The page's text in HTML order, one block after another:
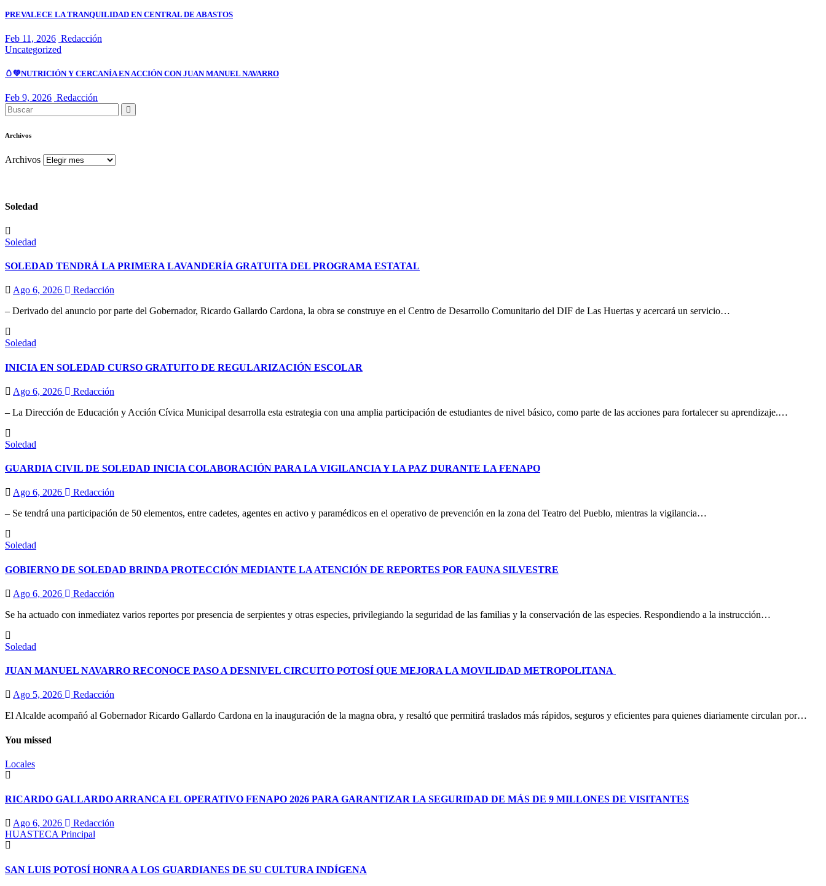
PREVALECE LA TRANQUILIDAD EN CENTRAL DE ABASTOS
Feb 11, 2026 Redacción
Uncategorized
🥚💚NUTRICIÓN Y CERCANÍA EN ACCIÓN CON JUAN MANUEL NAVARRO
Feb 9, 2026 Redacción
Archivos
Archivos
Soledad
Soledad
SOLEDAD TENDRÁ LA PRIMERA LAVANDERÍA GRATUITA DEL PROGRAMA ESTATAL
Ago 6, 2026
Redacción
– Derivado del anuncio por parte del Gobernador, Ricardo Gallardo Cardona, la obra se construye en el Centro de Desarrollo Comunitario del DIF de Las Huertas y acercará un servicio…
Soledad
INICIA EN SOLEDAD CURSO GRATUITO DE REGULARIZACIÓN ESCOLAR
Ago 6, 2026
Redacción
– La Dirección de Educación y Acción Cívica Municipal desarrolla esta estrategia con una amplia participación de estudiantes de nivel básico, como parte de las acciones para fortalecer su aprendizaje.…
Soledad
GUARDIA CIVIL DE SOLEDAD INICIA COLABORACIÓN PARA LA VIGILANCIA Y LA PAZ DURANTE LA FENAPO
Ago 6, 2026
Redacción
– Se tendrá una participación de 50 elementos, entre cadetes, agentes en activo y paramédicos en el operativo de prevención en la zona del Teatro del Pueblo, mientras la vigilancia…
Soledad
GOBIERNO DE SOLEDAD BRINDA PROTECCIÓN MEDIANTE LA ATENCIÓN DE REPORTES POR FAUNA SILVESTRE
Ago 6, 2026
Redacción
Se ha actuado con inmediatez varios reportes por presencia de serpientes y otras especies, privilegiando la seguridad de las familias y la conservación de las especies. Respondiendo a la instrucción…
Soledad
JUAN MANUEL NAVARRO RECONOCE PASO A DESNIVEL CIRCUITO POTOSÍ QUE MEJORA LA MOVILIDAD METROPOLITANA
Ago 5, 2026
Redacción
El Alcalde acompañó al Gobernador Ricardo Gallardo Cardona en la inauguración de la magna obra, y resaltó que permitirá traslados más rápidos, seguros y eficientes para quienes diariamente circulan por…
You missed
Locales
RICARDO GALLARDO ARRANCA EL OPERATIVO FENAPO 2026 PARA GARANTIZAR LA SEGURIDAD DE MÁS DE 9 MILLONES DE VISITANTES
Ago 6, 2026
Redacción
HUASTECAPrincipal
SAN LUIS POTOSÍ HONRA A LOS GUARDIANES DE SU CULTURA INDÍGENA